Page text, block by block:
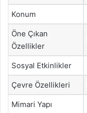
Konum
Öne Çıkan
Özellikler
Sosyal Etkinlikler
Çevre Özellikleri
Mimari Yapı